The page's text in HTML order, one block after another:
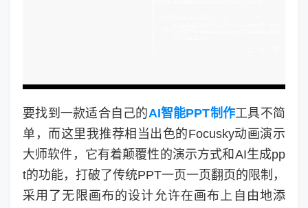
要找到一款适合自己的AI智能PPT制作工具不简
单，而这里我推荐相当出色的Focusky动画演示
大师软件，它有着颠覆性的演示方式和AI生成pp
t的功能，打破了传统PPT一页一页翻页的限制，
采用了无限画布的设计允许在画布上自由地添